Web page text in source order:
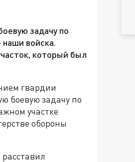
задачу по
войска.
который был
гвардии
боевую задачу по
участке
обороны